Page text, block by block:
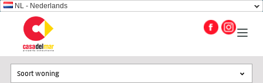
NL - Nederlands
Soort woning